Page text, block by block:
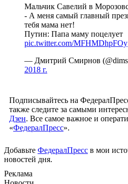
Мальчик Савелий в
- А меня самый главный
тебя мама нет!
Путин: Папа маму поцелует
pic.twitter.com/MFHMDhpFOy
— Дмитрий Смирнов
2018 г.
Подписывайтесь на
также следите за самыми
Дзен. Все самое важное и
«ФедералПресс».
Добавьте ФедералПресс в мои
новостей дня.
Реклама